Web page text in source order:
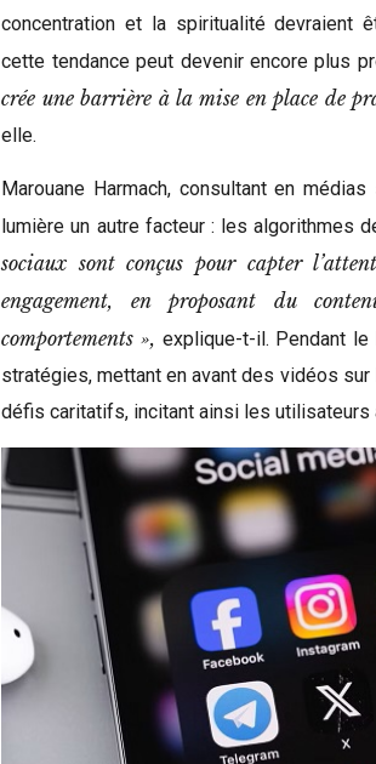
concentration et la spiritualité devraient
cette tendance peut devenir encore plus
crée une barrière à la mise en place de
elle.
Marouane Harmach, consultant en
lumière un autre facteur : les algorithmes
sociaux sont conçus pour capter
engagement, en proposant du
comportements », explique-t-il. Pendant le
stratégies, mettant en avant des vidéos
défis caritatifs, incitant ainsi les utilisateurs